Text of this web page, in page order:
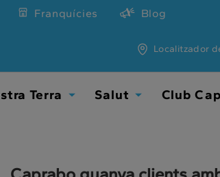
Franquícies Blog
Localitzador
Terra Salut Club